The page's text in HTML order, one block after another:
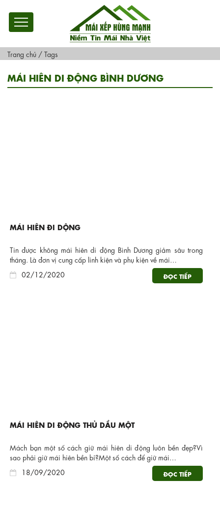
Trang chủ / Tags
MÁI HIÊN DI ĐỘNG BÌNH DƯƠNG
MÁI HIÊN ĐI DỘNG
Tin được không mái hiên di động Bình Dương giảm sâu trong
tháng. Là đơn vị cung cấp linh kiện và phụ kiện về mái…
02/12/2020
ĐỌC TIẾP
MÁI HIÊN DI ĐỘNG THỦ DẦU MỘT
Mách bạn một số cách giữ mái hiên di động luôn bền đẹp?Vì
sao phải giữ mái hiên bền bỉ?Một số cách để giữ mái…
18/09/2020
ĐỌC TIẾP